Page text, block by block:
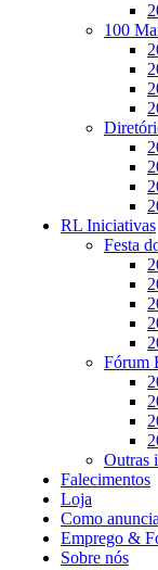
100
RL Iniciativas
Festa
Fórum
Outras
Falecimentos
Loja
Como
Emprego &
Sobre nós